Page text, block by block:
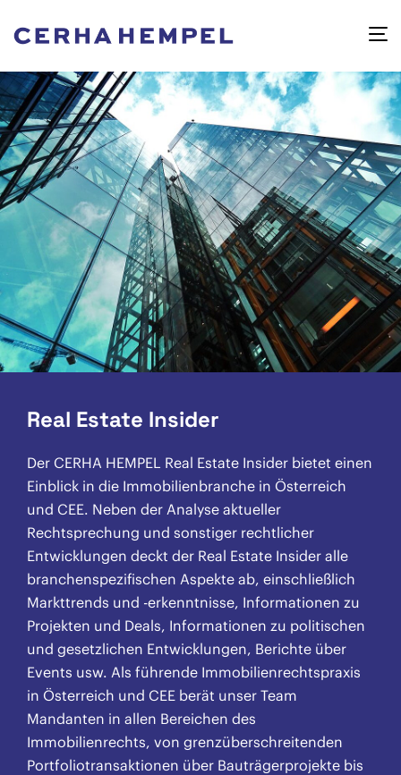
Real Estate Insider
Der CERHA HEMPEL Real Estate Insider bietet einen
Einblick in die Immobilienbranche in Österreich
und CEE. Neben der Analyse aktueller
Rechtsprechung und sonstiger rechtlicher
Entwicklungen deckt der Real Estate Insider alle
branchenspezifischen Aspekte ab, einschließlich
Markttrends und -erkenntnisse, Informationen zu
Projekten und Deals, Informationen zu politischen
und gesetzlichen Entwicklungen, Berichte über
Events usw. Als führende Immobilienrechtspraxis
in Österreich und CEE berät unser Team
Mandanten in allen Bereichen des
Immobilienrechts, von grenzüberschreitenden
Portfoliotransaktionen über Bauträgerprojekte bis